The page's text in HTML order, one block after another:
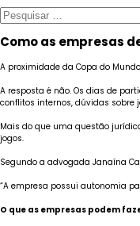
Pesquisar
por:
Como as empresas
A proximidade da Copa do
A resposta é não. Os dias de
conflitos internos, dúvidas
Mais do que uma questão
jogos.
Segundo a advogada Janaína
“A empresa possui autonomia
O que as empresas podem